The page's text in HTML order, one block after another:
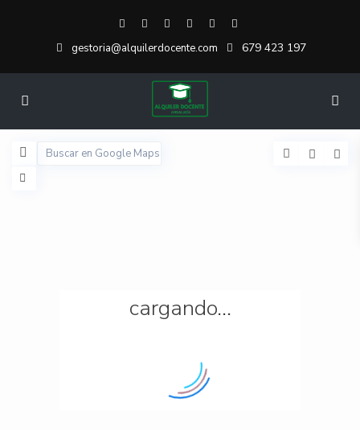
gestoria@alquilerdocente.com 679 423 197
cargando...